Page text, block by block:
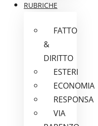
RUBRICHE
FATTO
&
DIRITTO
ESTERI
ECONOMIA
RESPONSA
VIA